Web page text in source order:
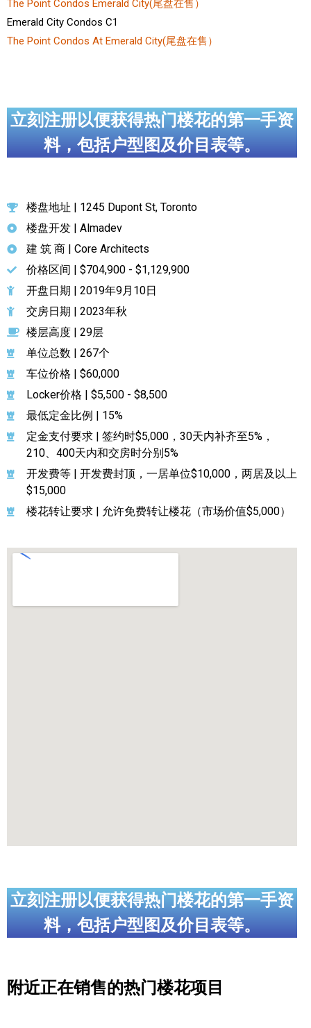
The Point Condos Emerald City(尾盘在售）
Emerald City Condos C1
The Point Condos At Emerald City(尾盘在售）
立刻注册以便获得热门楼花的第一手资
料，包括户型图及价目表等。
楼盘地址 | 1245 Dupont St, Toronto
楼盘开发 | Almadev
建 筑 商 | Core Architects
价格区间 | $704,900 - $1,129,900
开盘日期 | 2019年9月10日
交房日期 | 2023年秋
楼层高度 | 29层
单位总数 | 267个
车位价格 | $60,000
Locker价格 | $5,500 - $8,500
最低定金比例 | 15%
定金支付要求 | 签约时$5,000，30天内补齐至5%，
210、400天内和交房时分别5%
开发费等 | 开发费封顶，一居单位$10,000，两居及以上
$15,000
楼花转让要求 | 允许免费转让楼花（市场价值$5,000）
立刻注册以便获得热门楼花的第一手资
料，包括户型图及价目表等。
附近正在销售的热门楼花项目